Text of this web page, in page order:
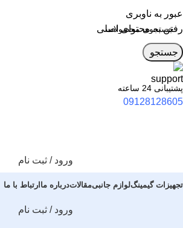
عبور به ناوبری
رفتن به محتوای اصلی
جستجو
پشتیبانی 24 ساعته
09128128605
ورود / ثبت نام
تجهیزات گیمینگلوازم جانبیمقالاتدرباره ما ارتباط با ما
ورود / ثبت نام